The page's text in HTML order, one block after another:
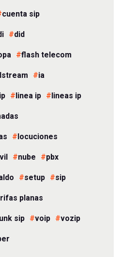
cuenta sip
did
flash telecom
ia
ip linea ip
lineas ip
locuciones
nube
pbx
setup
sip
planas
sip voip
vozip